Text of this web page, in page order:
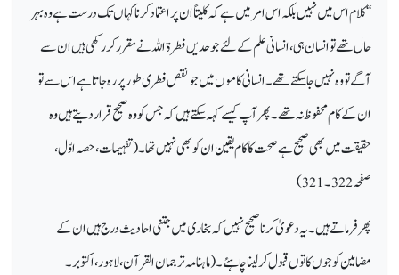
‘‘کلام اس میں نہیں بلکہ اس امر میں ہےکہ کلیتاً ان پر اعتماد کرنا کہاں تک درستہے وہ بہر
حال تھے تو انسان ہی، انسانی علمکے لئے جو حدیں فطرۃ اللہ نے مقرر کر رکھی ہیں ان سے
آگے تو وہ نہیں جاسکتے تھے ۔ انسانی کاموں میں جو نقصفطری طور پر رہ جاتاہے اس سے تو
ان کے کام محفوظ نہ تھے ۔ پھر آپ کیسےکہہ سکتے ہیں کہ جس کو وہ صحیح قرار دیتے ہیں وہ
حقیقتمیں بھی صحیحہے صحت کا کام یقین ان کو بھی نہیں تھا ۔ ( تفہیمات ، حصہ اوّل ،
صفحہ 322۔321)
پھر فرماتے ہیں ۔ یہ دعویٰ کرنا صحیحنہیں کہ بخاری میں جتنی احادیث درج ہیں ان کے
مضامین کو جوں کا توں قبول کر لینا چاہئے ۔ ( ماہنامہ ترجمان القرآن، لاہور، اکتوبر ۔